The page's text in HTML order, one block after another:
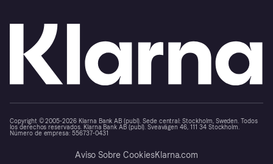
Copyright © 2005-2026 Klarna Bank AB (publ). Sede central: Stockholm, Sweden. Todos
los derechos reservados. Klarna Bank AB (publ). Sveavägen 46, 111 34 Stockholm.
Número de empresa: 556737-0431
Aviso Sobre CookiesKlarna.com